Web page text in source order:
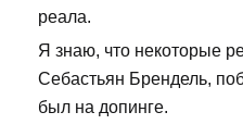
реала.
Я знаю, что некоторые
Себастьян Брендель,
был на допинге.